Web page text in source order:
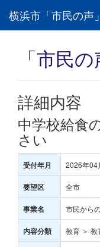
横浜市「市民の声
「市民
詳細内容
中学校給食
さい
受付年月 2026年04
要望区 全市
事業名 市民から
内容分類 教育 ＞ 教